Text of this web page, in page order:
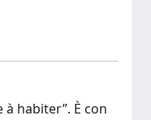
habiter”. È con